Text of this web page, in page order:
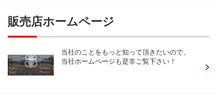
販売店ホームページ
当社のことをもっと知って頂きたいので、
当社ホームページも是非ご覧下さい！